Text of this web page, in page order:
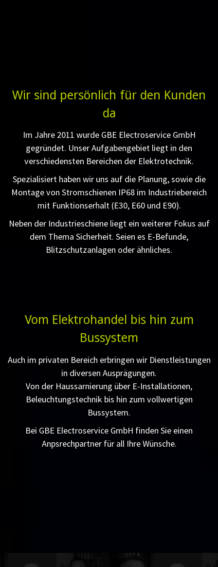
Wir sind persönlich für den Kunden
da
Im Jahre 2011 wurde GBE Electroservice GmbH
gegründet. Unser Aufgabengebiet liegt in den
verschiedensten Bereichen der Elektrotechnik.
Spezialisiert haben wir uns auf die Planung, sowie die
Montage von Stromschienen IP68 im Industriebereich
mit Funktionserhalt (E30, E60 und E90).
Neben der Industrieschiene liegt ein weiterer Fokus auf
dem Thema Sicherheit. Seien es E-Befunde,
Blitzschutzanlagen oder ähnliches.
Vom Elektrohandel bis hin zum
Bussystem
Auch im privaten Bereich erbringen wir Dienstleistungen
in diversen Ausprägungen.
Von der Haussarnierung über E-Installationen,
Beleuchtungstechnik bis hin zum vollwertigen
Bussystem.
Bei GBE Electroservice GmbH finden Sie einen
Anpsrechpartner für all Ihre Wünsche.